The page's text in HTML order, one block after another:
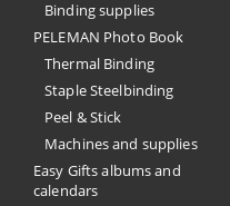
Binding supplies
PELEMAN Photo Book
Thermal Binding
Staple Steelbinding
Peel & Stick
Machines and supplies
Easy Gifts albums and
calendars